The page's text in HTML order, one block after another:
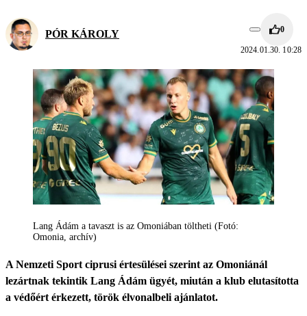
PÓR KÁROLY 0
2024.01.30. 10:28
Lang Ádám a tavaszt is az Omoniában töltheti (Fotó:
Omonia, archív)
A Nemzeti Sport ciprusi értesülései szerint az Omoniánál
lezártnak tekintik Lang Ádám ügyét, miután a klub elutasította
a védőért érkezett, török élvonalbeli ajánlatot.